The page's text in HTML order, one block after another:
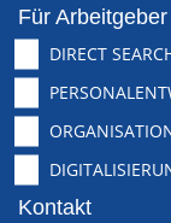
Für Arbeitgeber
DIRECT
Kontakt